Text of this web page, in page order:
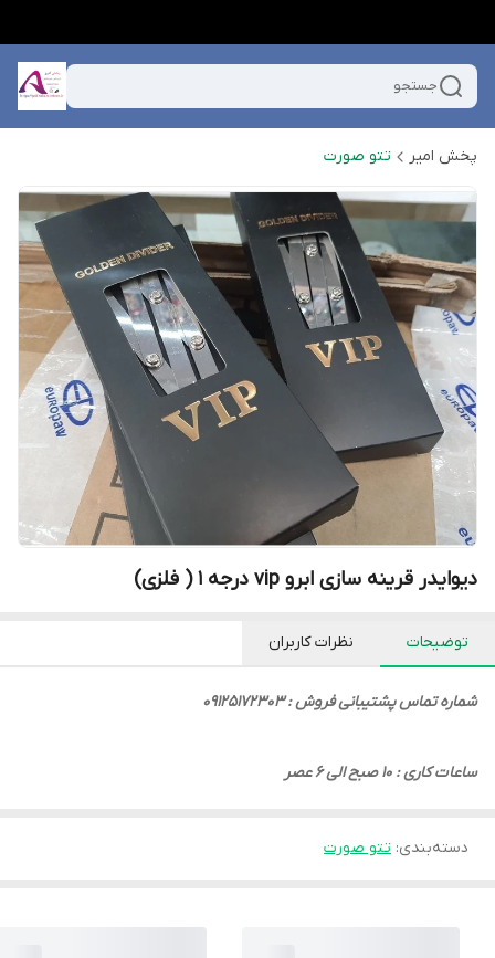
جستجو
پخش امیر تتو صورت
دیوایدر قرینه سازی ابرو vip درجه 1 ( فلزی)
توضیحات نظرات کاربران
شماره تماس پشتیبانی فروش : 09125172303
ساعات کاری : 10 صبح الی 6 عصر
دسته‌بندی: تتو صورت